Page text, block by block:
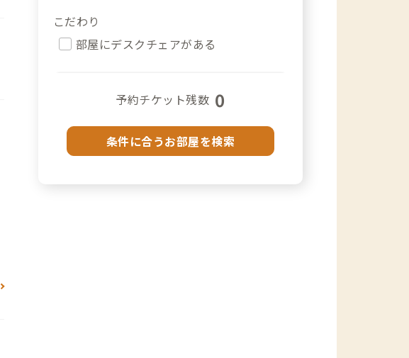
こだわり
部屋にデスクチェアがある
予約チケット残数 0
条件に合うお部屋を検索